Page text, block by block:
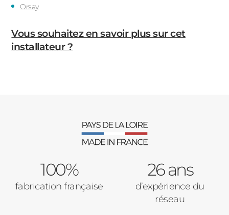
Orsay
Vous souhaitez en savoir plus sur cet
installateur ?
100%
fabrication française
26 ans
d’expérience du
réseau